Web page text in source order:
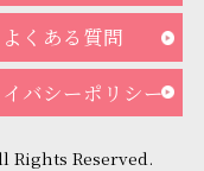
よくある質問
バシーポリシー
Rights Reserved.